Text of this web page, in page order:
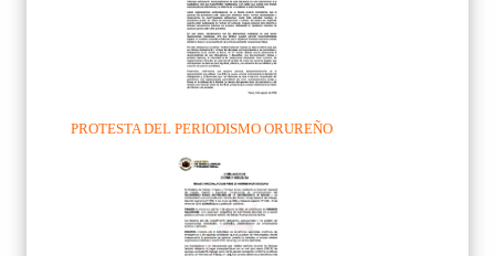
PROTESTA DEL PERIODISMO ORUREÑO